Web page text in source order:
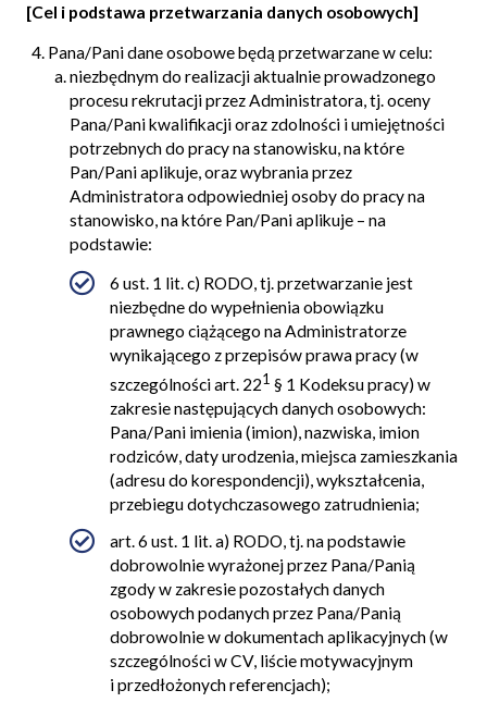
[Cel i podstawa przetwarzania danych osobowych]
Pana/Pani dane osobowe będą przetwarzane w celu:
niezbędnym do realizacji aktualnie prowadzonego
procesu rekrutacji przez Administratora, tj. oceny
Pana/Pani kwalifikacji oraz zdolności i umiejętności
potrzebnych do pracy na stanowisku, na które
Pan/Pani aplikuje, oraz wybrania przez
Administratora odpowiedniej osoby do pracy na
stanowisko, na które Pan/Pani aplikuje – na
podstawie:
6 ust. 1 lit. c) RODO, tj. przetwarzanie jest
niezbędne do wypełnienia obowiązku
prawnego ciążącego na Administratorze
wynikającego z przepisów prawa pracy (w
szczególności art. 221 § 1 Kodeksu pracy) w
zakresie następujących danych osobowych:
Pana/Pani imienia (imion), nazwiska, imion
rodziców, daty urodzenia, miejsca zamieszkania
(adresu do korespondencji), wykształcenia,
przebiegu dotychczasowego zatrudnienia;
art. 6 ust. 1 lit. a) RODO, tj. na podstawie
dobrowolnie wyrażonej przez Pana/Panią
zgody w zakresie pozostałych danych
osobowych podanych przez Pana/Panią
dobrowolnie w dokumentach aplikacyjnych (w
szczególności w CV, liście motywacyjnym
i przedłożonych referencjach);